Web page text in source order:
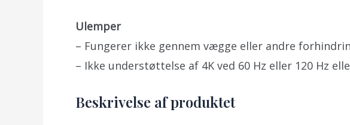
Ulemper
– Fungerer ikke gennem vægge eller andre
– Ikke understøttelse af 4K ved 60 Hz eller 120 Hz
Beskrivelse af produktet